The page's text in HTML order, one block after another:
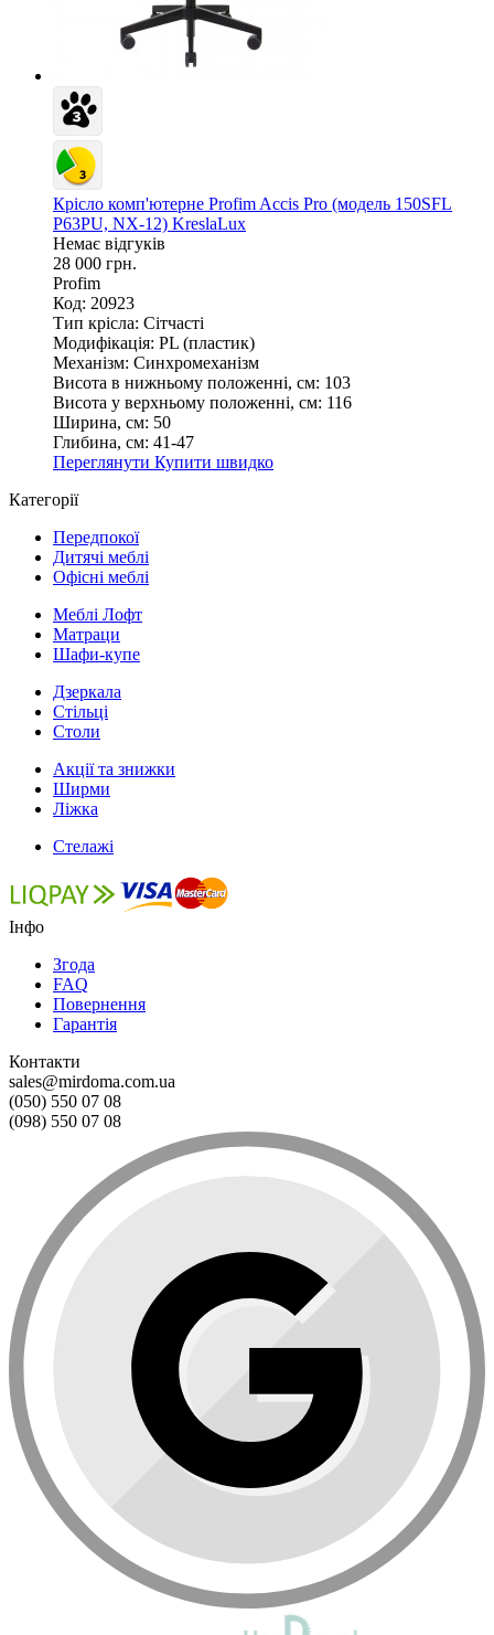
Крісло комп'ютерне Profim Accis Pro (модель 150SFL
P63PU, NX-12) KreslaLux
Немає відгуків
28 000 грн.
Profim
Код: 20923
Тип крісла: Сітчасті
Модифікація: PL (пластик)
Механізм: Синхромеханізм
Висота в нижньому положенні, см: 103
Висота у верхньому положенні, см: 116
Ширина, см: 50
Глибина, см: 41-47
Переглянути Купити швидко
Категорії
Передпокої
Дитячі меблі
Офісні меблі
Меблі Лофт
Матраци
Шафи-купе
Дзеркала
Стільці
Столи
Акції та знижки
Ширми
Ліжка
Стелажі
Інфо
Згода
FAQ
Повернення
Гарантія
Контакти
sales@mirdoma.com.ua
(050) 550 07 08
(098) 550 07 08